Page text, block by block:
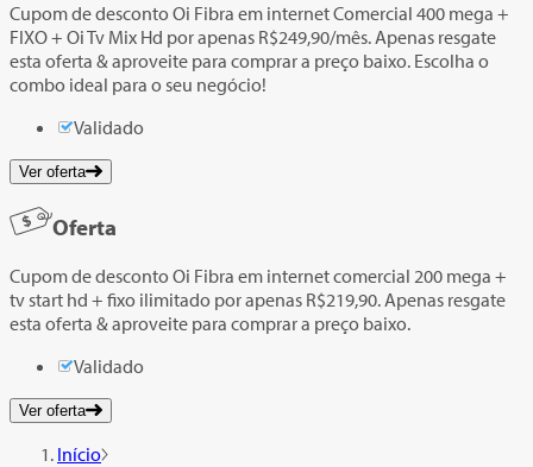
Cupom de desconto Oi Fibra em internet Comercial 400 mega +
FIXO + Oi Tv Mix Hd por apenas R$249,90/mês. Apenas resgate
esta oferta & aproveite para comprar a preço baixo. Escolha o
combo ideal para o seu negócio!
Validado
Ver oferta
Oferta
Cupom de desconto Oi Fibra em internet comercial 200 mega +
tv start hd + fixo ilimitado por apenas R$219,90. Apenas resgate
esta oferta & aproveite para comprar a preço baixo.
Validado
Ver oferta
Início